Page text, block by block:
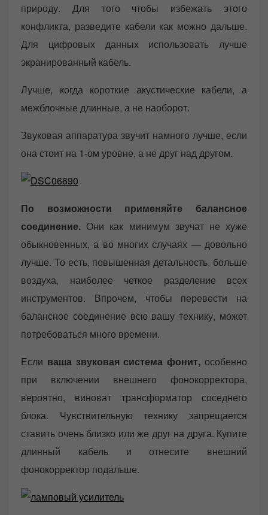
природу. Для того чтобы избежать этого
конфликта, разведите кабели как можно дальше.
Для цифровых данных использовать лучше
экранированный кабель.
Лучше, когда короткие акустические кабели, а
межблочные длинные, а не наоборот.
Звуковая аппаратура звучит намного лучше, если
она стоит на 1-ом уровне, а не друг над другом.
По возможности применяйте балансное
соединение. Они как минимум звучат не хуже
обыкновенных, а во многих случаях — довольно
лучше. То есть, повышенная детальность, больше
воздуха, наиболее четкое разделение всех
инструментов. Впрочем, чтобы перевести на
балансное соединение всю вашу технику, может
потребоваться много времени.
Если ваша звуковая система фонит, особенно
при включении внешнего фонокорректора,
вероятно, виноват трансформатор соседнего
блока. Чувствительную технику запрещается
ставить очень близко или же друг на друга. Купите
длинный кабель и отнесите внешний
фонокорректор подальше.